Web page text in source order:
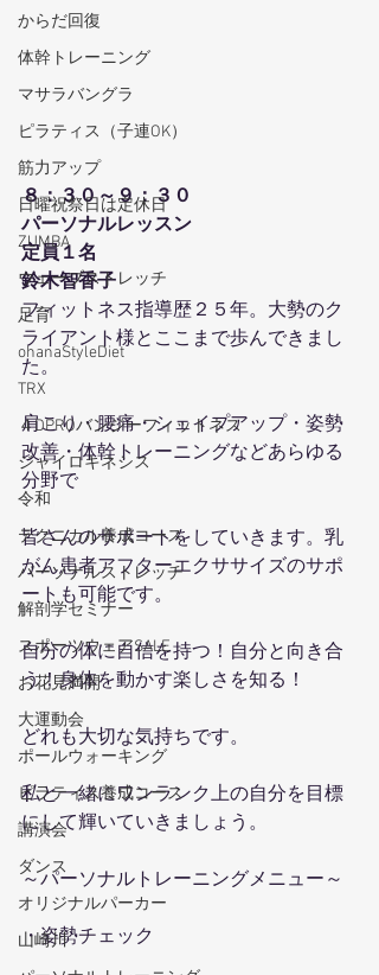
からだ回復
体幹トレーニング
マサラバングラ
ピラティス（子連OK）
筋力アップ
日曜祝祭日は定休日
ZUMBA
ウェーブストレッチ
足育
ohanaStyleDiet
TRX
４DPROバンジーフィットネス
ジャイロキネシス
令和
テクニカル養成コース
パーソナルストレッチ
解剖学セミナー
スポーツウェアSALE
お花見満開
大運動会
ポールウォーキング
ピラティス養成コース
講演会
ダンス
オリジナルパーカー
山崎川
８：３０～９：３０
パーソナルレッスン
定員１名
鈴木智香子
フィットネス指導歴２５年。大勢のク
ライアント様とここまで歩んできまし
た。
肩こり・腰痛・シェイプアップ・姿勢
改善・体幹トレーニングなどあらゆる
分野で
皆さんのサポートをしていきます。乳
がん患者アフターエクササイズのサポ
ートも可能です。
自分の体に自信を持つ！自分と向き合
う！身体を動かす楽しさを知る！
どれも大切な気持ちです。
私と一緒にワンランク上の自分を目標
にして輝いていきましょう。
～パーソナルトレーニングメニュー～
・姿勢チェック